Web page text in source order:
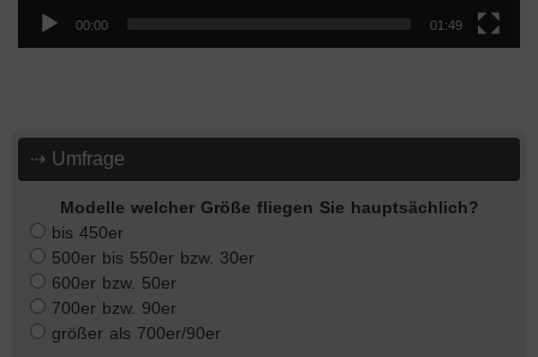
00:00 01:49
⇢ Umfrage
Modelle welcher Größe fliegen Sie hauptsächlich?
bis 450er
500er bis 550er bzw. 30er
600er bzw. 50er
700er bzw. 90er
größer als 700er/90er